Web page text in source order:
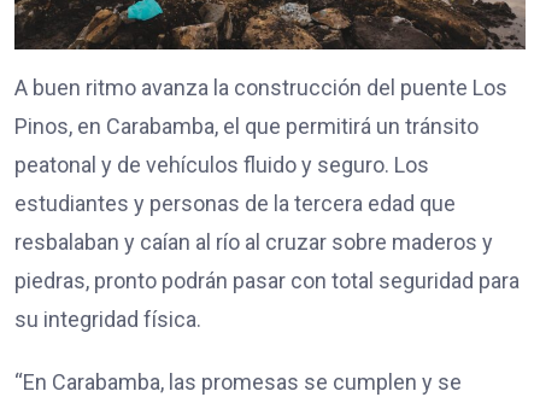
A buen ritmo avanza la construcción del puente Los
Pinos, en Carabamba, el que permitirá un tránsito
peatonal y de vehículos fluido y seguro. Los
estudiantes y personas de la tercera edad que
resbalaban y caían al río al cruzar sobre maderos y
piedras, pronto podrán pasar con total seguridad para
su integridad física.
“En Carabamba, las promesas se cumplen y se